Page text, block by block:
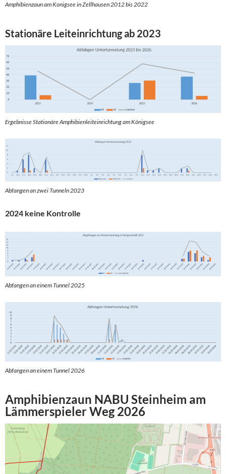
Amphibienzaun am Konigsee in Zellhausen 2012 bis 2022
Stationäre Leiteinrichtung ab 2023
Ergebnisse Stationäre Amphibienleiteinrichtung am Königsee
Abfangen an zwei Tunneln 2023
2024 keine Kontrolle
Abfangen an einem Tunnel 2025
Abfangen an einem Tunnel 2026
Amphibienzaun NABU Steinheim am
Lämmerspieler Weg 2026